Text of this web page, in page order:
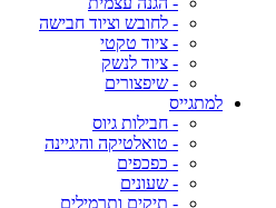
- לחובש וציוד חבישה
- ציוד טקטי
- ציוד לנשק
- שיפצורים
למתגייס
- חבילות גיוס
- טואלטיקה והיגיינה
- כפכפים
- שעונים
- תיקים ותרמילים